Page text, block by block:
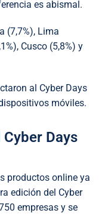
es abismal.
(7,7%), Lima
Cusco (5,8%) y
al Cyber Days
móviles.
Days
productos online ya
edición del Cyber
empresas y se